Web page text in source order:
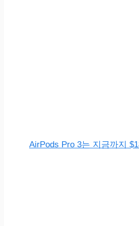
AirPods Pro 3는 지금까지